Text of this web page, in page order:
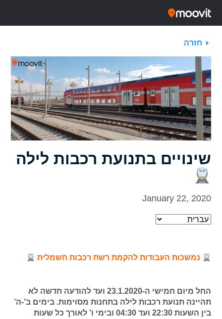
חזרה
שינויים בתנועת רכבות לילה
January 22, 2020
נמשכות העבודות להקמת רשת רכבות חשמלית
החל מיום חמישי ה-23.1.2020 ועד להודעה חדשה לא
תהיינה תנועת רכבות לילה בתחנות מסוימות. בימים ב’-ה’
בין השעות 22:30 ועד 04:30 ובימי ו’ לאורך כל שעות